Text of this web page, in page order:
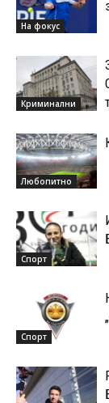
На фокус
Криминални
Любопитно
Спорт
Спорт